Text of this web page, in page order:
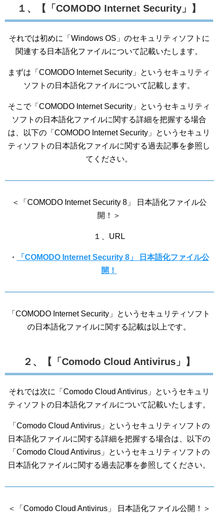
１、【「COMODO Internet Security」】
それでは初めに「Windows OS」のセキュリティソフトに
関連する日本語化ファイルについて記載いたします。
まずは「COMODO Internet Security」というセキュリティ
ソフトの日本語化ファイルについて記載します。
そこで「COMODO Internet Security」というセキュリティ
ソフトの日本語化ファイルに関する詳細を把握する場合
は、以下の「COMODO Internet Security」というセキュリ
ティソフトの日本語化ファイルに関する過去記事を参照し
てください。
＜「COMODO Internet Security 8」 日本語化ファイル公
開！＞
１、URL
・
「COMODO Internet Security 8」 日本語化ファイル公
開！
「COMODO Internet Security」というセキュリティソフト
の日本語化ファイルに関する記載は以上です。
２、【「Comodo Cloud Antivirus」】
それでは次に「Comodo Cloud Antivirus」というセキュリ
ティソフトの日本語化ファイルについて記載いたします。
「Comodo Cloud Antivirus」というセキュリティソフトの
日本語化ファイルに関する詳細を把握する場合は、以下の
「Comodo Cloud Antivirus」というセキュリティソフトの
日本語化ファイルに関する過去記事を参照してください。
＜「Comodo Cloud Antivirus」 日本語化ファイル公開！＞